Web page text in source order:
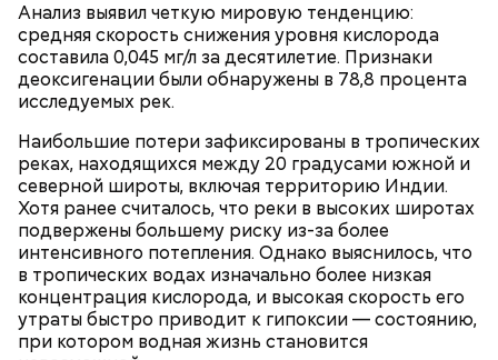
Анализ выявил четкую мировую тенденцию:
средняя скорость снижения уровня кислорода
составила 0,045 мг/л за десятилетие. Признаки
деоксигенации были обнаружены в 78,8 процента
исследуемых рек.
Наибольшие потери зафиксированы в тропических
реках, находящихся между 20 градусами южной и
северной широты, включая территорию Индии.
Хотя ранее считалось, что реки в высоких широтах
подвержены большему риску из-за более
интенсивного потепления. Однако выяснилось, что
в тропических водах изначально более низкая
концентрация кислорода, и высокая скорость его
утраты быстро приводит к гипоксии — состоянию,
при котором водная жизнь становится